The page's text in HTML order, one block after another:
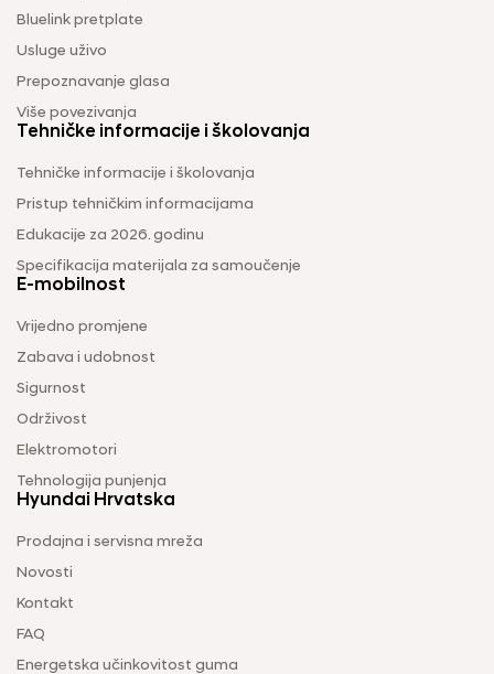
Bluelink pretplate
Usluge uživo
Prepoznavanje glasa
Više povezivanja
Tehničke informacije i školovanja
Tehničke informacije i školovanja
Pristup tehničkim informacijama
Edukacije za 2026. godinu
Specifikacija materijala za samoučenje
E-mobilnost
Vrijedno promjene
Zabava i udobnost
Sigurnost
Održivost
Elektromotori
Tehnologija punjenja
Hyundai Hrvatska
Prodajna i servisna mreža
Novosti
Kontakt
FAQ
Energetska učinkovitost guma